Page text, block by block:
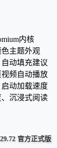
内核
主题外观
动填充建议
频自动播放
动加载速度
沉浸式阅读
官方正式版